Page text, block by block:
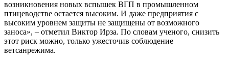
возникновения новых вспышек ВГП в промышленном
птицеводстве остается высоким. И даже предприятия с
высоким уровнем защиты не защищены от возможного
заноса», – отметил Виктор Ирза. По словам ученого, снизить
этот риск можно, только ужесточив соблюдение
ветсанрежима.